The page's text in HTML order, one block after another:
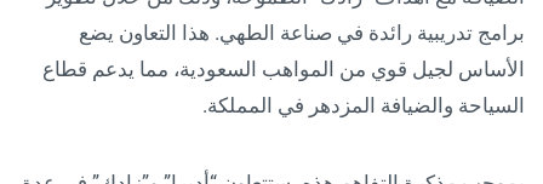
برامج تدريبية رائدة في صناعة الطهي. هذا التعاون يضع
الأساس لجيل قوي من المواهب السعودية، مما يدعم قطاع
السياحة والضيافة المزدهر في المملكة.